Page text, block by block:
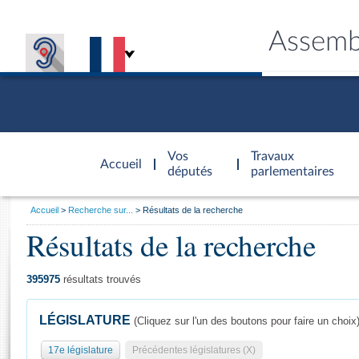
Accueil
d'accueil
Vos
députés
Travaux
parlementaires
Général
Vous
Accueil Recherche sur... Résultats de la recherche
Résultats de la recherche
395975 résultats trouvés
LÉGISLATURE (Cliquez sur l'un des boutons pour faire un choix)
17e législature Précédentes législatures (X)